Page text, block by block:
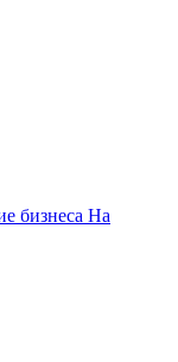
бизнеса На